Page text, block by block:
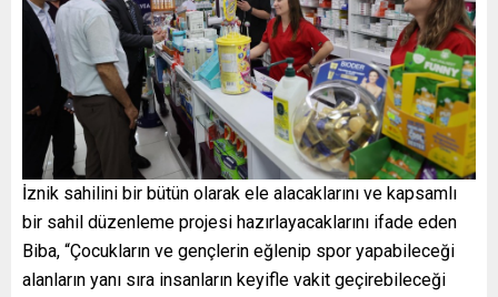
İznik sahilini bir bütün olarak ele alacaklarını ve kapsamlı
bir sahil düzenleme projesi hazırlayacaklarını ifade eden
Biba, “Çocukların ve gençlerin eğlenip spor yapabileceği
alanların yanı sıra insanların keyifle vakit geçirebileceği